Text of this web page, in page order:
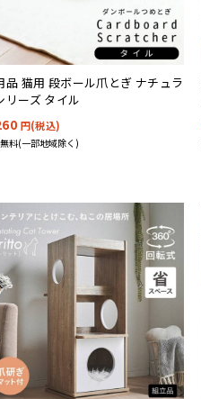
品 猫用 段ボール爪とぎ ナチュラ
リーズ タイル
円(税込)
料(一部地域除く)